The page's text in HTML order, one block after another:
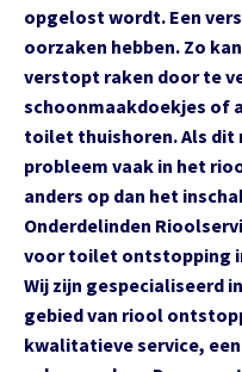
opgelost wordt. Een
oorzaken hebben. Zo
verstopt raken door te
schoonmaakdoekjes of
toilet thuishoren. Als dit
probleem vaak in het
anders op dan het
Onderdelinden
voor toilet ontstopping
Wij zijn gespecialiseerd
gebied van riool
kwalitatieve service,